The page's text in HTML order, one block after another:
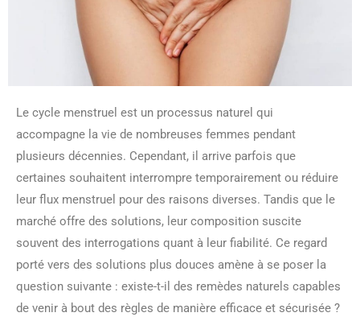
Le cycle menstruel est un processus naturel qui
accompagne la vie de nombreuses femmes pendant
plusieurs décennies. Cependant, il arrive parfois que
certaines souhaitent interrompre temporairement ou réduire
leur flux menstruel pour des raisons diverses. Tandis que le
marché offre des solutions, leur composition suscite
souvent des interrogations quant à leur fiabilité. Ce regard
porté vers des solutions plus douces amène à se poser la
question suivante : existe-t-il des remèdes naturels capables
de venir à bout des règles de manière efficace et sécurisée ?